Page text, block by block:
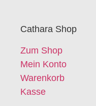
Cathara Shop
Zum Shop
Mein Konto
Warenkorb
Kasse